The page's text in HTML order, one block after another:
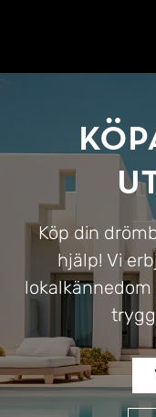
Köp din
hjälp! Vi